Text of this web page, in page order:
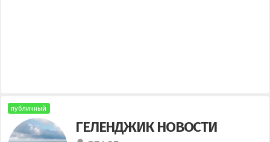
публичный
ГЕЛЕНДЖИК НОВОСТИ